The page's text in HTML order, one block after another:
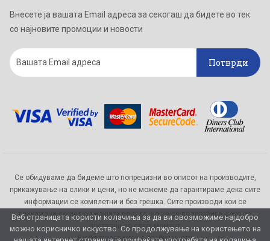
Веб страницата користи колачиња за да ви овозможиме најдобро
можно корисничко искуство. Со продолжување на користењето на
Внесете ја вашата Email адреса за секогаш да бидете во тек
со најновите промоции и новости
Потврди
Се обидуваме да бидеме што попрецизни во описот на производите,
прикажување на слики и цени, но не можеме да гарантираме дека сите
информации се комплетни и без грешка. Сите производи кои се
прикажани се дел од нашата понуда, но не се подразбира дека се
достапни во секој момент.
Ви благодариме на разбирањето